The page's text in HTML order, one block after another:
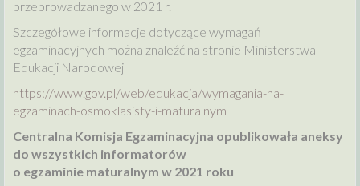
przeprowadzanego w 2021 r.
Szczegółowe informacje dotyczące wymagań
egzaminacyjnych można znaleźć na stronie Ministerstwa
Edukacji Narodowej
https://www.gov.pl/web/edukacja/wymagania-na-
egzaminach-osmoklasisty-i-maturalnym
Centralna Komisja Egzaminacyjna opublikowała aneksy
do wszystkich informatorów
o egzaminie maturalnym w 2021 roku